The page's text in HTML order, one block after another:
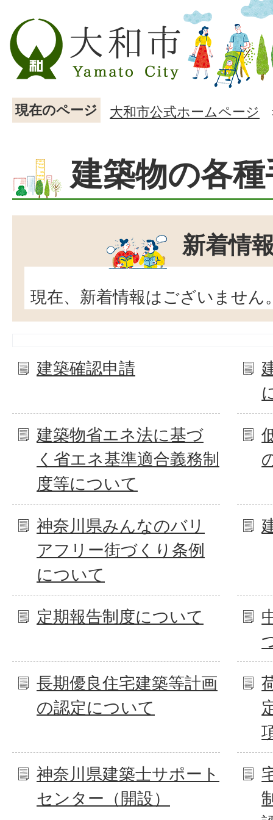
現在のページ 大和市公式ホームページ
建築物の各
新着情
現在、新着情報はございません
建築確認申請
建築物省エネ法に基づ
く省エネ基準適合義務制
度等について
神奈川県みんなのバリ
アフリー街づくり条例
について
定期報告制度について
長期優良住宅建築等計画
の認定について
神奈川県建築士サポート
センター（開設）